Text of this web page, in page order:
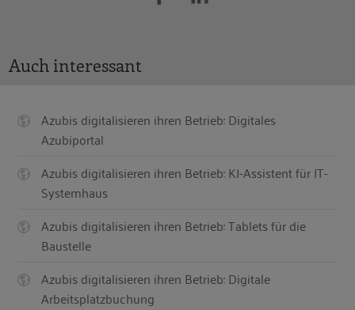
Auch interessant
Azubis digitalisieren ihren Betrieb: Digitales
Azubiportal
Azubis digitalisieren ihren Betrieb: KI-Assistent für IT-
Systemhaus
Azubis digitalisieren ihren Betrieb: Tablets für die
Baustelle
Azubis digitalisieren ihren Betrieb: Digitale
Arbeitsplatzbuchung